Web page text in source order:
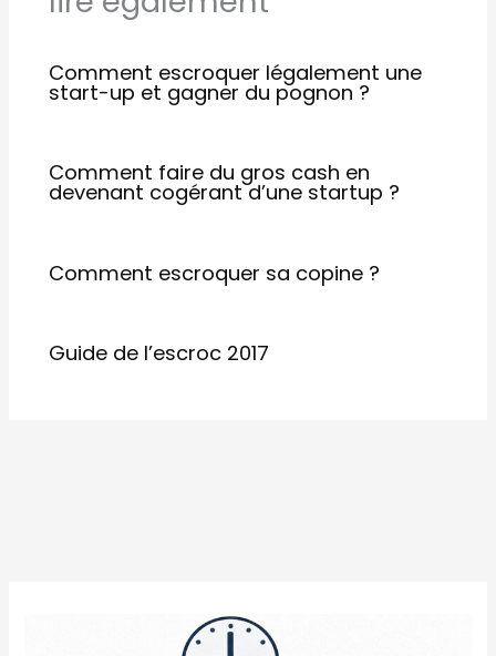
Comment escroquer légalement une
start-up et gagner du pognon ?
Comment faire du gros cash en
devenant cogérant d’une startup ?
Comment escroquer sa copine ?
Guide de l’escroc 2017